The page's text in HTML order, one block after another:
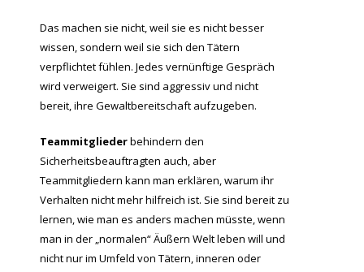
Das machen sie nicht, weil sie es nicht besser
wissen, sondern weil sie sich den Tätern
verpflichtet fühlen. Jedes vernünftige Gespräch
wird verweigert. Sie sind aggressiv und nicht
bereit, ihre Gewaltbereitschaft aufzugeben.
Teammitgliederbehindern den
Sicherheitsbeauftragten auch, aber
Teammitgliedern kann man erklären, warum ihr
Verhalten nicht mehr hilfreich ist. Sie sind bereit zu
lernen, wie man es anders machen müsste, wenn
man in der „normalen“ Äußern Welt leben will und
nicht nur im Umfeld von Tätern, inneren oder